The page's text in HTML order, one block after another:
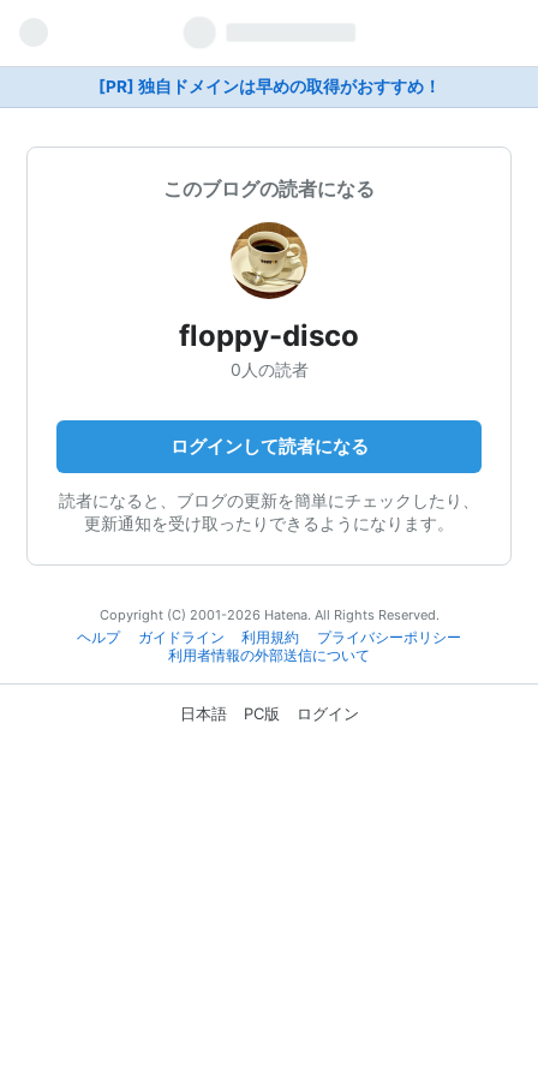
[PR] 独自ドメインは早めの取得がおすすめ！
このブログの読者になる
floppy-disco
0人の読者
ログインして読者になる
読者になると、ブログの更新を簡単にチェックしたり、
更新通知を受け取ったりできるようになります。
Copyright (C) 2001-2026 Hatena. All Rights Reserved.
ヘルプ
ガイドライン 利用規約
プライバシーポリシー
利用者情報の外部送信について
日本語 PC版 ログイン